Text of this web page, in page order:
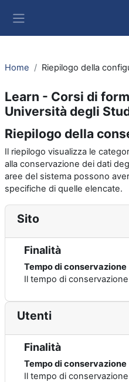
Home Riepilogo della
Learn - Corsi di
Università degli
Riepilogo della
Il riepilogo visualizza le
alla conservazione dei dati
aree del sistema possono
specifiche di quelle elencate.
Sito
Finalità
Tempo di conservazione
Il tempo di
Utenti
Finalità
Tempo di conservazione
Il tempo di